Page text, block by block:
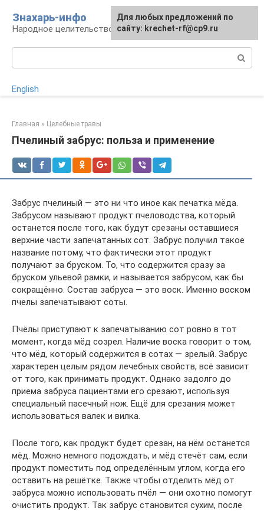
контенту
Знахарь-инфо
Народное целительство: рецепты и методы
English
Главная » Целебные травы
Пчелиный забрус: польза и применение
Забрус пчелиный — это ни что иное как печатка мёда.
Забрусом называют продукт пчеловодства, который
останется после того, как будут срезаны оставшиеся
верхние части запечатанных сот. Забрус получил такое
название потому, что фактически этот продукт
получают за бруском. То, что содержится сразу за
бруском ульевой рамки, и называется забрусом, как бы
сокращённо. Состав забруса — это воск. Именно воском
пчелы запечатывают соты.
Пчёлы приступают к запечатыванию сот ровно в тот
момент, когда мёд созрел. Наличие воска говорит о том,
что мёд, который содержится в сотах — зрелый. Забрус
характерен целым рядом лечебных свойств, всё зависит
от того, как принимать продукт. Однако задолго до
приема забруса пациентами его срезают, используя
специальный пасечный нож. Ещё для срезания может
использоваться валек и вилка.
После того, как продукт будет срезан, на нём останется
мёд. Можно немного подождать, и мёд стечёт сам, если
продукт поместить под определённым углом, когда его
оставить на решётке. Также чтобы отделить мёд от
забруса можно использовать пчёл — они охотно помогут
очистить продукт. Так забрус становится сухим, после
Для любых предложений по
сайту: krechet-rf@cp9.ru